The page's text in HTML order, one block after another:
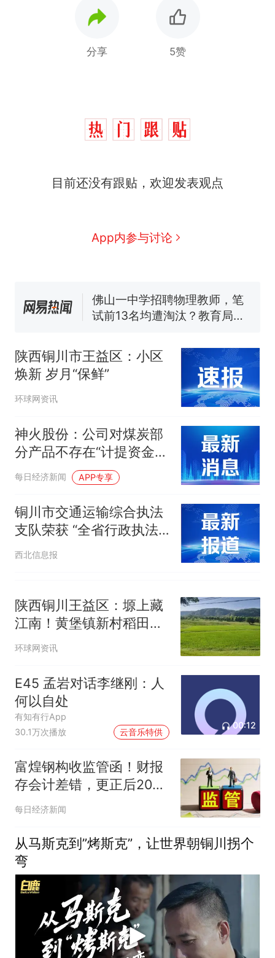
分享 5赞
目前还没有跟贴，欢迎发表观点
App内参与讨论
因老师一句“跟我回家”改写了
眼了……
费大厨“全国小炒肉大王”称
号，仅凭视频评出？中国烹饪
佛山一中学招聘物理教师，笔
试前13名均遭淘汰？教育局：
核查
官方通报
热 那个在床头放菜刀的女孩，
因老师一句“跟我回家”改写了
陕西铜川市王益区：小区
焕新 岁月“保鲜”
环球网资讯
神火股份：公司对煤炭部
分产品不存在“计提资金”
的情况
每日经济新闻 APP专享
铜川市交通运输综合执法
支队荣获 “全省行政执法
先进集体”称号
西北信息报
陕西铜川王益区：塬上藏
江南！黄堡镇新村稻田满
眼碧绿
环球网资讯
E45 孟岩对话李继刚：人
何以自处
有知有行App
30.1万次播放
云音乐特供
00:12
富煌钢构收监管函！财报
存会计差错，更正后2025
年三季报营收调减超4亿
每日经济新闻
从马斯克到”烤斯克”，让世界朝铜川拐个
弯